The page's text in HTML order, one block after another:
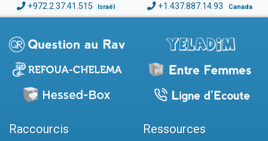
+972.2.37.41.515 Israël +1.437.887.14.93 Canada
Raccourcis Ressources